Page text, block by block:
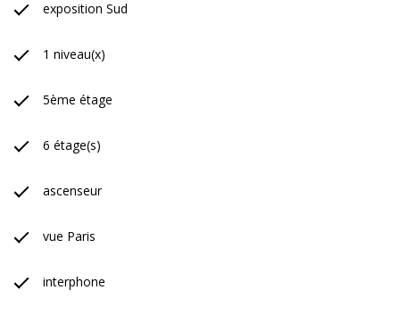
exposition Sud
1 niveau(x)
5ème étage
6 étage(s)
ascenseur
vue Paris
interphone